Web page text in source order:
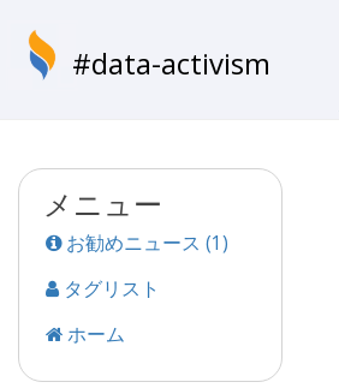
#data-activism
メニュー
お勧めニュース (1)
タグリスト
ホーム